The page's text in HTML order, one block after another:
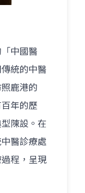
中國醫
統的中醫
鹿港的
年的歷
陳設。在
醫診療處
程，呈現